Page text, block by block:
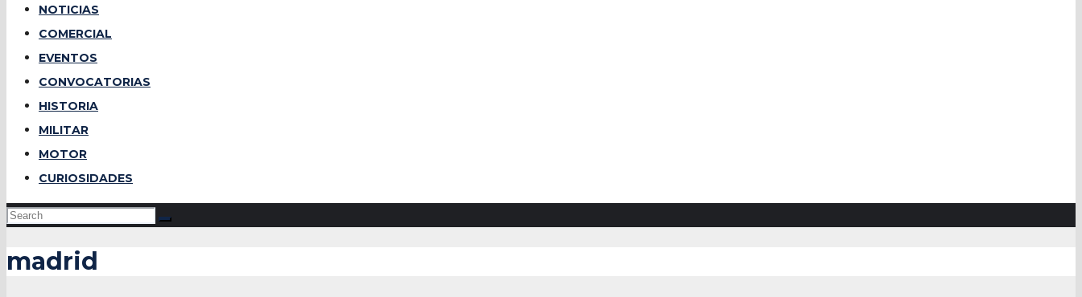
NOTICIAS
COMERCIAL
EVENTOS
CONVOCATORIAS
HISTORIA
MILITAR
MOTOR
CURIOSIDADES
madrid